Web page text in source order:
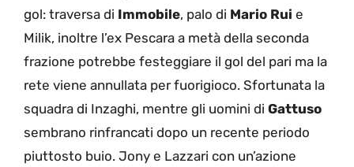
gol: traversa di Immobile, palo di Mario Rui e
Milik, inoltre l’ex Pescara a metà della seconda
frazione potrebbe festeggiare il gol del pari ma la
rete viene annullata per fuorigioco. Sfortunata la
squadra di Inzaghi, mentre gli uomini di Gattuso
sembrano rinfrancati dopo un recente periodo
piuttosto buio. Jony e Lazzari con un’azione